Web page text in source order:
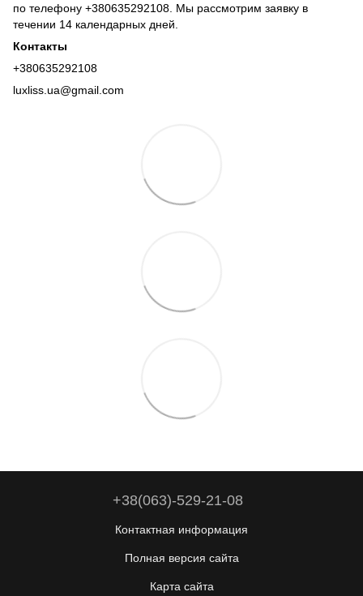
по телефону +380635292108 . Мы рассмотрим заявку в
течении 14 календарных дней.
Контакты
+380635292108
luxliss.ua@gmail.com
+38(063)-529-21-08
Контактная информация
Полная версия сайта
Карта сайта